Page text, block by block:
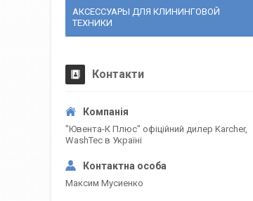
АКСЕССУАРЫ ДЛЯ КЛИНИНГОВОЙ
ТЕХНИКИ
Контакти
"Ювента-К Плюс" офіційний дилер Karcher,
WashTec в Україні
Максим Мусиенко